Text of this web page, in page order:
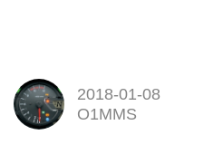
2018-01-08
O1MMS